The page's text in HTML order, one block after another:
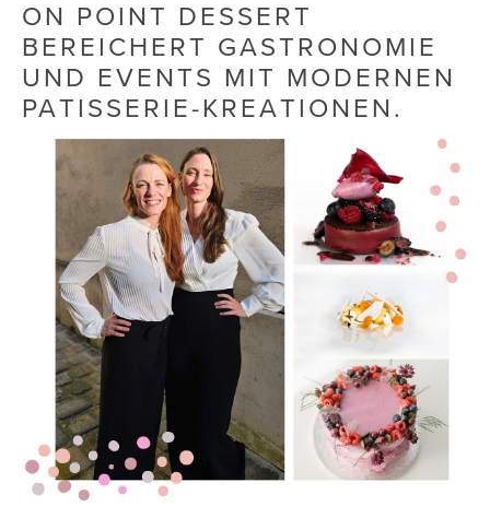
CUBE
Die Dudlerei
Dominique Scharax – Move Mind Breath
Dr. Albert Fuchs
Élan Flow
Foodsavers
FREIHERZ
FRISTADS
FR!TZ EYEWEAR
GHOST BASTARD
ON POINT DESSERT
BEREICHERT GASTRONOMIE
UND EVENTS MIT MODERNEN
PATISSERIE-KREATIONEN.